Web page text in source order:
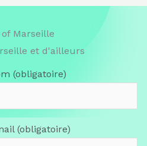
of Marseille
et d'ailleurs
(obligatoire)
(obligatoire)